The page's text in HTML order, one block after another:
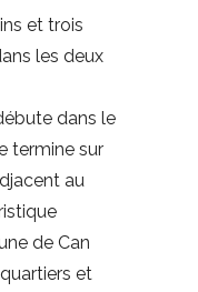
et trois
les deux
dans le
termine sur
au
de Can
et